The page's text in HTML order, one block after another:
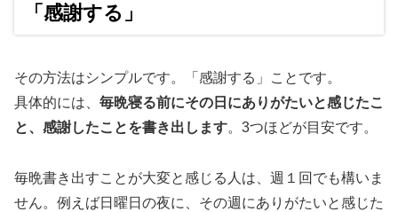
「感謝する」
その方法はシンプルです。「感謝する」ことです。
具体的には、 毎晩寝る前にその日にありがたいと感じたこ
と、感謝したことを書き出します。3つほどが目安です。
毎晩書き出すことが大変と感じる人は、週１回でも構いま
せん。例えば日曜日の夜に、その週にありがたいと感じた